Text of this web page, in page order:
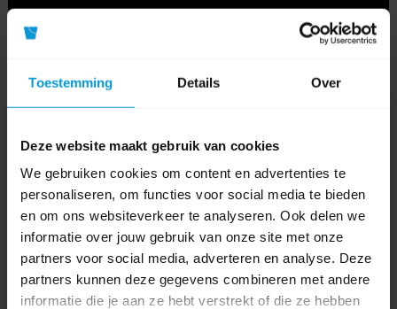
Toestemming Details Over
Deze website maakt gebruik van cookies
We gebruiken cookies om content en advertenties te
personaliseren, om functies voor social media te bieden
en om ons websiteverkeer te analyseren. Ook delen we
informatie over jouw gebruik van onze site met onze
partners voor social media, adverteren en analyse. Deze
partners kunnen deze gegevens combineren met andere
informatie die je aan ze hebt verstrekt of die ze hebben
0 beoordeling(en)
Schrijf als eerste voor dit product een beoordeling